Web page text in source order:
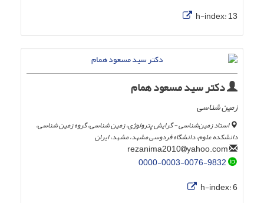
h-index:13
دکتر سید مسعود همام
زمین شناسی
استاد زمین‌شناسی - گرایش پترولوژی، زمین شناسی، گروه زمین شناسی،
دانشکده علوم، دانشگاه فردوسی مشهد، مشهد، ایران
yahoo.com
0000-0003-0076-9832
h-index:6